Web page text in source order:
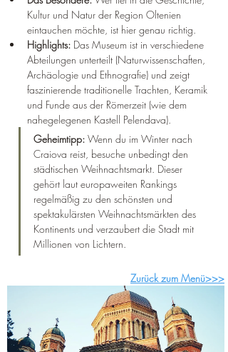
Kultur und Natur der Region Oltenien
eintauchen möchte, ist hier genau richtig.
Highlights: Das Museum ist in verschiedene
Abteilungen unterteilt (Naturwissenschaften,
Archäologie und Ethnografie) und zeigt
faszinierende traditionelle Trachten, Keramik
und Funde aus der Römerzeit (wie dem
nahegelegenen Kastell Pelendava).
Geheimtipp: Wenn du im Winter nach
Craiova reist, besuche unbedingt den
städtischen Weihnachtsmarkt. Dieser
gehört laut europaweiten Rankings
regelmäßig zu den schönsten und
spektakulärsten Weihnachtsmärkten des
Kontinents und verzaubert die Stadt mit
Millionen von Lichtern.
Zurück zum Menü>>>